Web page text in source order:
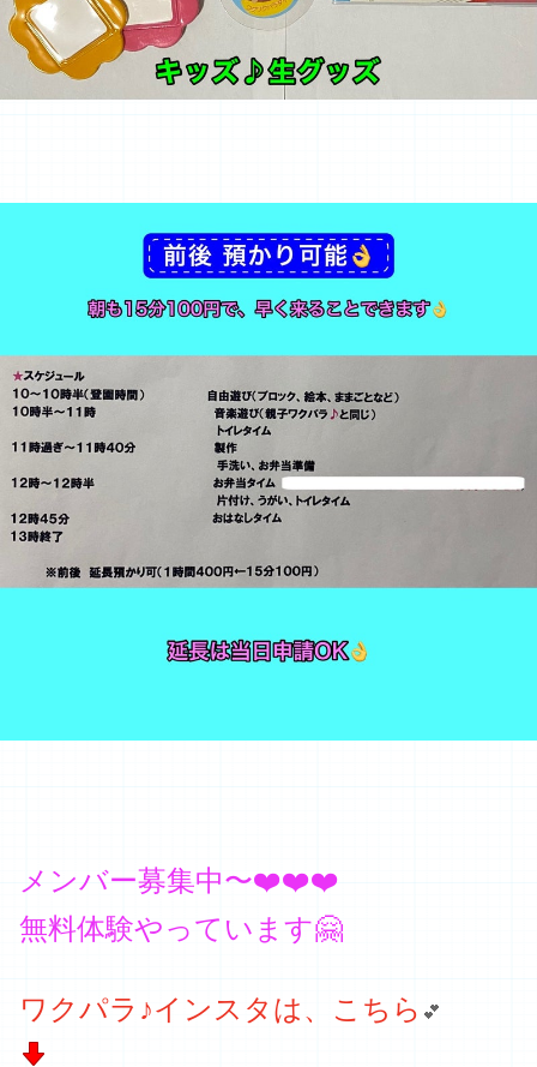
メンバー募集中〜❤️❤️❤️
無料体験やっています🤗
ワクパラ♪インスタは、こちら 💕